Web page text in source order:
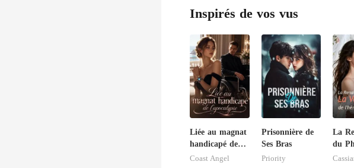
Inspirés de vos vus
Liée au magnat
handicapé de
l'apocalypse
Coast Angel
Prisonnière de
Ses Bras
Priority
La
du